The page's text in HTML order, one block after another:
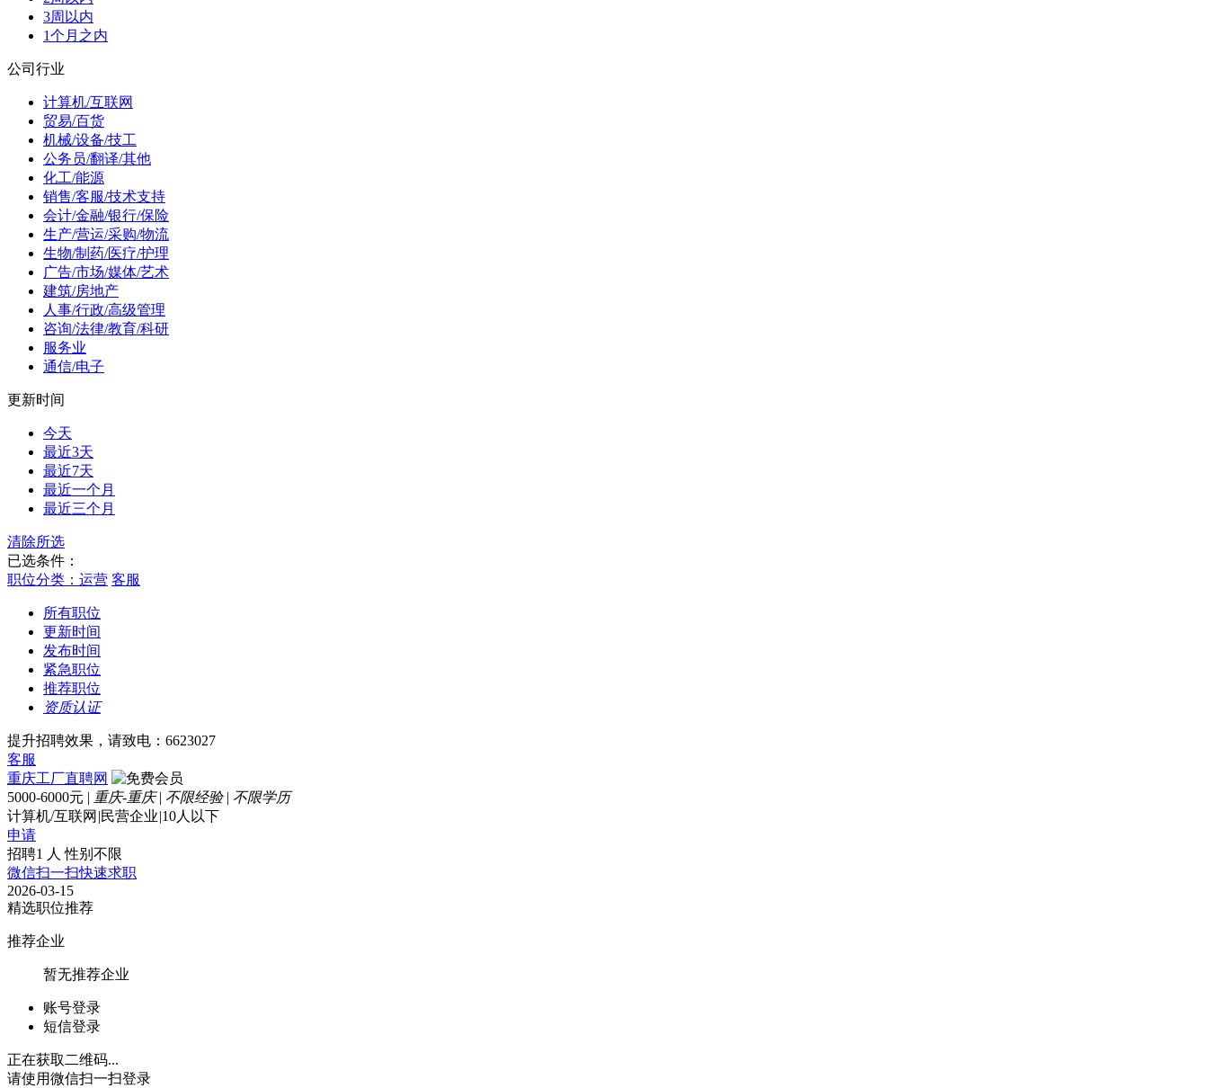
3周以内
1个月之内
公司行业
计算机/互联网
贸易/百货
机械/设备/技工
公务员/翻译/其他
化工/能源
销售/客服/技术支持
会计/金融/银行/保险
生产/营运/采购/物流
生物/制药/医疗/护理
广告/市场/媒体/艺术
建筑/房地产
人事/行政/高级管理
咨询/法律/教育/科研
服务业
通信/电子
更新时间
今天
最近3天
最近7天
最近一个月
最近三个月
清除所选
已选条件：
职位分类：运营 客服
所有职位
更新时间
发布时间
紧急职位
推荐职位
资质认证
提升招聘效果，请致电：6623027
客服
重庆工厂直聘网
5000-6000元 | 重庆-重庆 | 不限经验 | 不限学历
计算机/互联网 |民营企业|10人以下
申请
招聘1 人 性别不限
微信扫一扫快速求职
2026-03-15
精选职位推荐
推荐企业
暂无推荐企业
账号登录
短信登录
正在获取二维码...
请使用微信扫一扫登录